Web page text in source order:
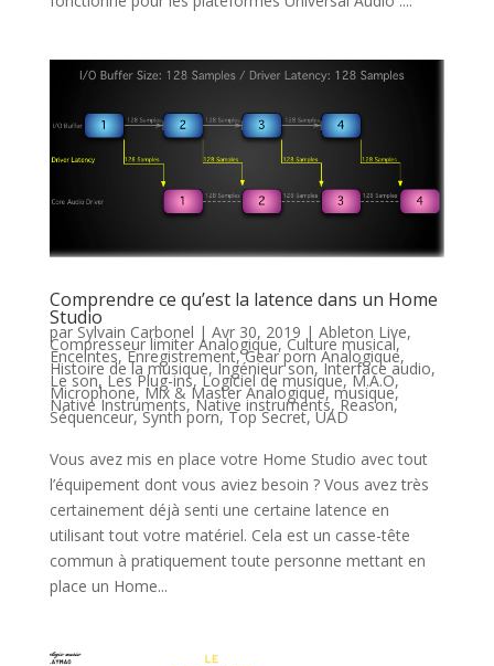
Comprendre ce qu’est la latence dans un Home
Studio
par Sylvain Carbonel | Avr 30, 2019 | Ableton Live,
Compresseur limiter Analogique, Culture musical,
Enceintes,Enregistrement,Gear porn Analogique,
Histoire de la musique,Ingénieur son,Interface audio,
Le son, Les Plug-ins,Logiciel de musique,M.A.O,
Microphone, Mix & Master Analogique,musique,
Native Instruments,Native instruments,Reason,
Séquenceur,Synth porn,Top Secret,UAD
Vous avez mis en place votre Home Studio avec tout
l’équipement dont vous aviez besoin ? Vous avez très
certainement déjà senti une certaine latence en
utilisant tout votre matériel. Cela est un casse-tête
commun à pratiquement toute personne mettant en
place un Home...